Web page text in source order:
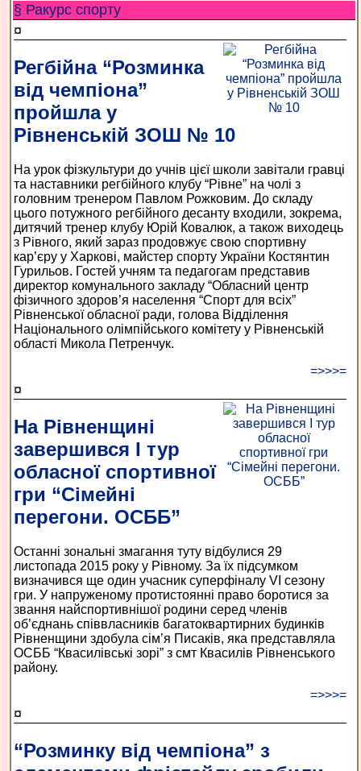
§ Ракурс спорту
¤
Регбійна “Розминка
від чемпіона”
пройшла у
Рівненській ЗОШ № 10
На урок фізкультури до учнів цієї школи завітали гравці
та наставники регбійного клубу “Рівне” на чолі з
головним тренером Павлом Рожковим. До складу
цього потужного регбійного десанту входили, зокрема,
дитячий тренер клубу Юрій Ковалюк, а також виходець
з Рівного, який зараз продовжує свою спортивну
кар’єру у Харкові, майстер спорту України Костянтин
Гурильов. Гостей учням та педагогам представив
директор комунального закладу “Обласний центр
фізичного здоров’я населення “Спорт для всіх”
Рівненської обласної ради, голова Відділення
Національного олімпійського комітету у Рівненській
області Микола Петренчук.
=>>>=
¤
На Рівненщині
завершився І тур
обласної спортивної
гри “Сімейні
перегони. ОСББ”
Останні зональні змагання туту відбулися 29
листопада 2015 року у Рівному. За їх підсумком
визначився ще один учасник суперфіналу VI сезону
гри. У напруженому протистоянні право боротися за
звання найспортивнішої родини серед членів
об’єднань співвласників багатоквартирних будинків
Рівненщини здобула сім’я Писаків, яка представляла
ОСББ “Квасилівські зорі” з смт Квасилів Рівненського
району.
=>>>=
¤
“Розминку від чемпіона” з